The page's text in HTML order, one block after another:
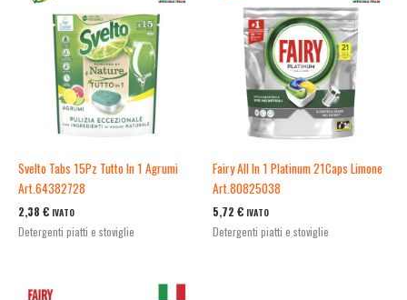
Svelto Tabs 15Pz Tutto In 1 Agrumi
Art.64382728
2,38 € IVATO
Detergenti piatti e stoviglie
Fairy All In 1 Platinum 21Caps Limone
Art.80825038
5,72 € IVATO
Detergenti piatti e stoviglie